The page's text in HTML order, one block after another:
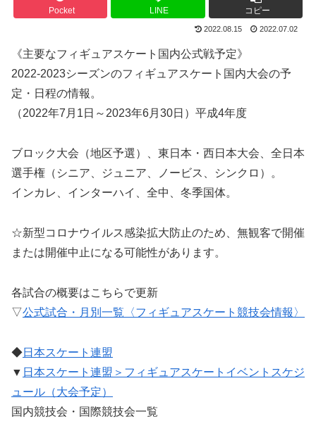
Pocket LINE コピー
2022.08.15 2022.07.02
《主要なフィギュアスケート国内公式戦予定》
2022-2023シーズンのフィギュアスケート国内大会の予
定・日程の情報。
（2022年7月1日～2023年6月30日）平成4年度
ブロック大会（地区予選）、東日本・西日本大会、全日本
選手権（シニア、ジュニア、ノービス、シンクロ）。
インカレ、インターハイ、全中、冬季国体。
☆新型コロナウイルス感染拡大防止のため、無観客で開催
または開催中止になる可能性があります。
各試合の概要はこちらで更新
▽公式試合・月別一覧〈フィギュアスケート競技会情報〉
◆日本スケート連盟
▼ 日本スケート連盟＞フィギュアスケートイベントスケジ
ュール（大会予定）
国内競技会・国際競技会一覧